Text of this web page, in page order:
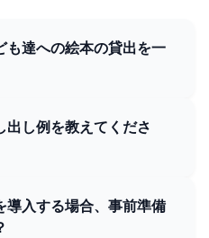
も達への絵本の貸出を一
出し例を教えてくださ
導入する場合、事前準備